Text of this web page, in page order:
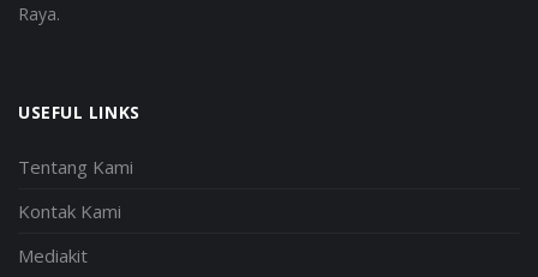
Raya.
USEFUL LINKS
Tentang Kami
Kontak Kami
Mediakit